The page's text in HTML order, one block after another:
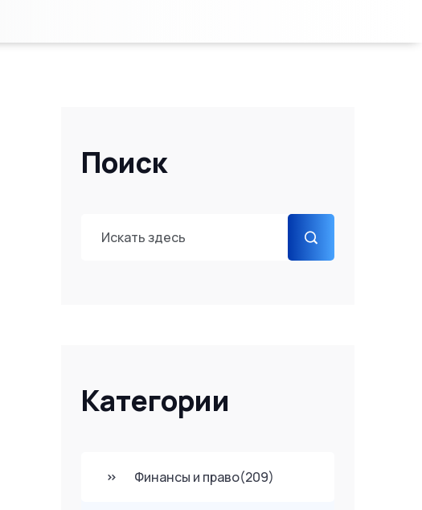
Поиск
Категории
Финансы и право(209)